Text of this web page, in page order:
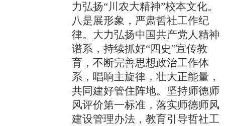
力弘扬“川农大精神”校本文化。
八是展形象，严肃哲社工作纪
律。大力弘扬中国共产党人精神
谱系，持续抓好“四史”宣传教
育，不断完善思想政治工作体
系，唱响主旋律，壮大正能量，
共同建好管住阵地。坚持师德师
风评价第一标准，落实师德师风
建设管理办法，教育引导哲社工